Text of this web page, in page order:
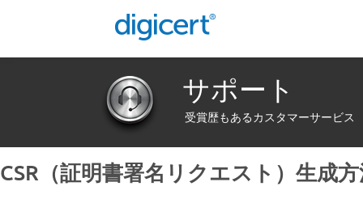
CSR（証明書署名リクエスト）生成
サポート
受賞歴もあるカスタマーサービス